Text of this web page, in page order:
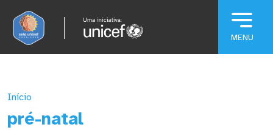
Início
pré-natal